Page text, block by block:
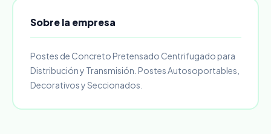
Sobre la empresa
Postes de Concreto Pretensado Centrifugado para
Distribución y Transmisión. Postes Autosoportables,
Decorativos y Seccionados.